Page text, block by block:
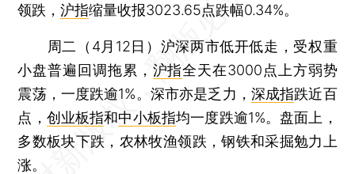
领跌，沪指缩量收报3023.65点跌幅0.34%。
周二（4月12日）沪深两市低开低走，受权重
小盘普遍回调拖累， 沪指全天在3000点上方弱势
震荡，一度跌逾1%。深市亦是乏力， 深成指跌近百
点， 创业板指和中小板指均一度跌逾1%。盘面上，
多数板块下跌，农林牧渔领跌，钢铁和采掘勉力上
涨。